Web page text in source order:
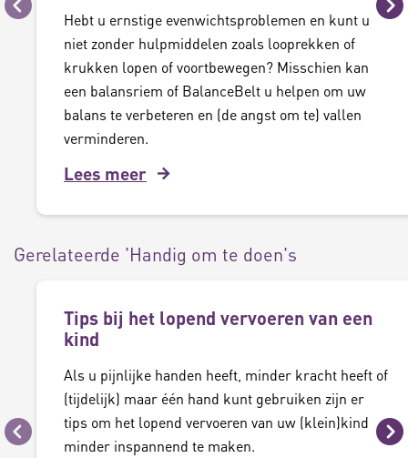
Vorige Hebt u ernstige evenwichtsproblemen en kunt u
niet zonder hulpmiddelen zoals looprekken of
krukken lopen of voortbewegen? Misschien kan
een balansriem of BalanceBelt u helpen om uw
balans te verbeteren en (de angst om te) vallen
verminderen.
Lees meer
Gerelateerde 'Handig om te doen's
Vorige
Tips bij het lopend vervoeren van een
kind
Als u pijnlijke handen heeft, minder kracht heeft of
(tijdelijk) maar één hand kunt gebruiken zijn er
tips om het lopend vervoeren van uw (klein)kind
minder inspannend te maken.